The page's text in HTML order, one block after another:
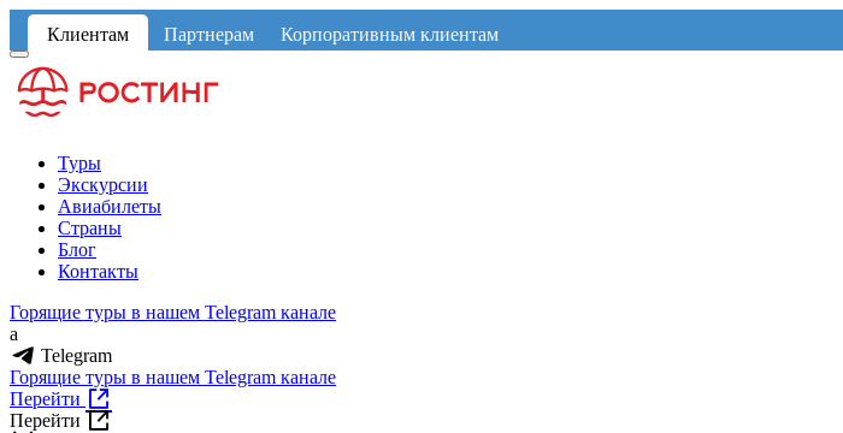
Клиентам Партнерам Корпоративным клиентам
Туры
Экскурсии
Авиабилеты
Страны
Блог
Контакты
Горящие туры в нашем Telegram канале
a
Telegram
Горящие туры в нашем Telegram канале
Перейти
Перейти